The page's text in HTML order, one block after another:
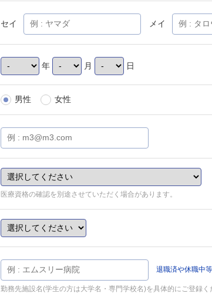
セイ メイ
年 月 日
男性 女性
医療資格の確認を別途させていただく場合があります。
退職済や休職中
勤務先施設名(学生の方は大学名・専門学校名)を具体的にご登録く